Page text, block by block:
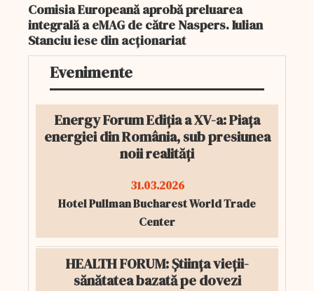
Comisia Europeană aprobă preluarea
integrală a eMAG de către Naspers. Iulian
Stanciu iese din acționariat
Evenimente
Energy Forum Ediția a XV-a: Piața
energiei din România, sub presiunea
noii realități
31.03.2026
Hotel Pullman Bucharest World Trade
Center
HEALTH FORUM: Știința vieții-
sănătatea bazată pe dovezi